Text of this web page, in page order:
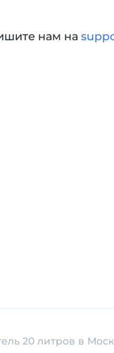
нам на
20 литров в